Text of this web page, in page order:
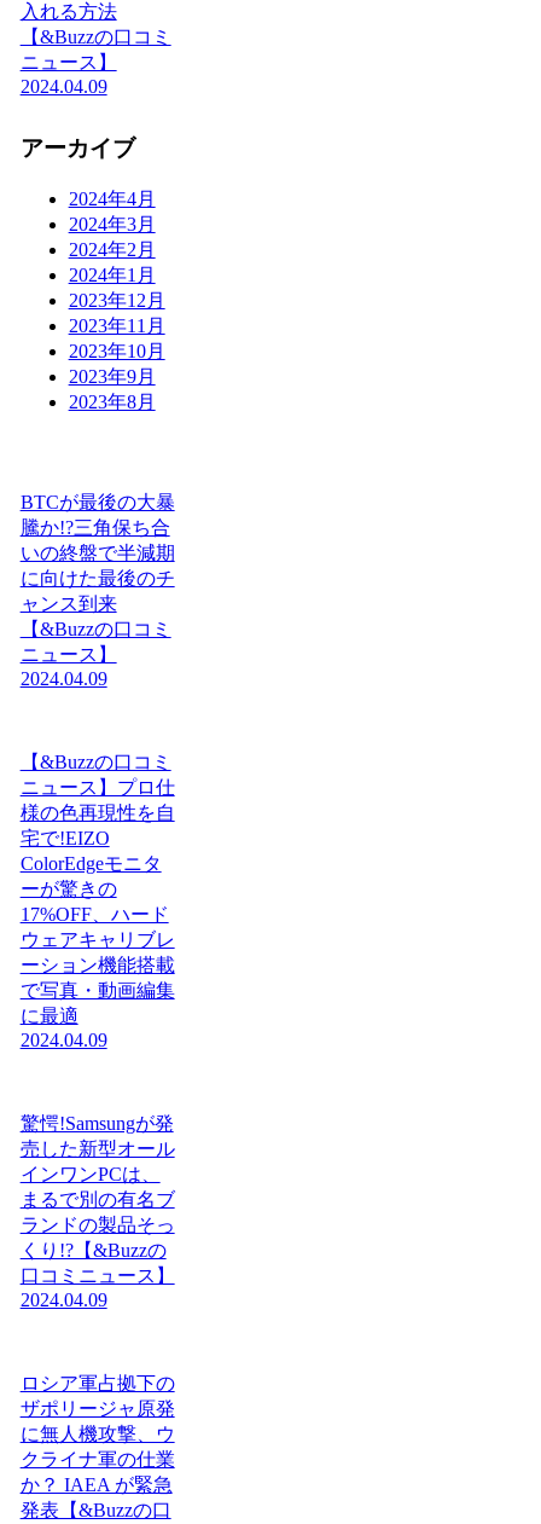
入れる方法
【&Buzzの口コミ
ニュース】
2024.04.09
アーカイブ
2024年4月
2024年3月
2024年2月
2024年1月
2023年12月
2023年11月
2023年10月
2023年9月
2023年8月
BTCが最後の大暴
騰か!?三角保ち合
いの終盤で半減期
に向けた最後のチ
ャンス到来
【&Buzzの口コミ
ニュース】
2024.04.09
【&Buzzの口コミ
ニュース】プロ仕
様の色再現性を自
宅で!EIZO
ColorEdgeモニタ
ーが驚きの
17%OFF、ハード
ウェアキャリブレ
ーション機能搭載
で写真・動画編集
に最適
2024.04.09
驚愕!Samsungが発
売した新型オール
インワンPCは、
まるで別の有名ブ
ランドの製品そっ
くり!?【&Buzzの
口コミニュース】
2024.04.09
ロシア軍占拠下の
ザポリージャ原発
に無人機攻撃、ウ
クライナ軍の仕業
か？ IAEA が緊急
発表【&Buzzの口